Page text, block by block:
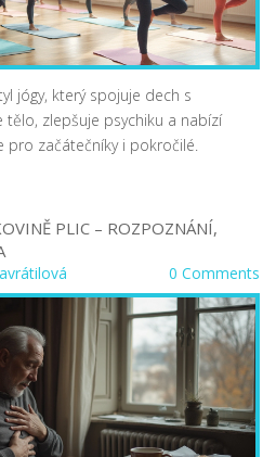
jógy, který spojuje dech s
tělo, zlepšuje psychiku a nabízí
pro začátečníky i pokročilé.
PLIC – ROZPOZNÁNÍ,
0 Comments